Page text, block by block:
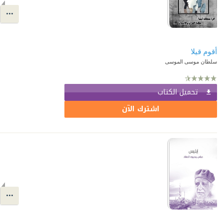
أقوم قيلا
سلطان موسى الموسى
تحميل الكتاب
اشترك الآن